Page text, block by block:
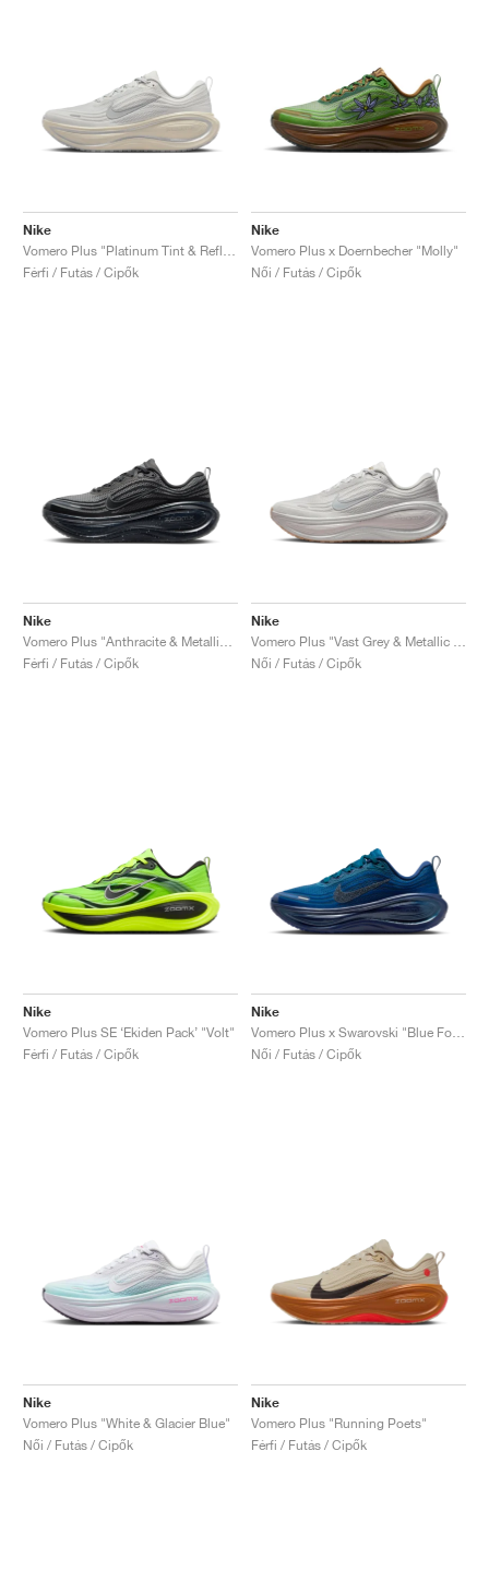
Nike
Férfi / Futás / Cipők
Nike
Vomero Plus x Doernbecher "Molly"
Női / Futás / Cipők
Nike
Férfi / Futás / Cipők
Nike
Női / Futás / Cipők
Nike
Vomero Plus SE ‘Ekiden Pack’ "Volt"
Férfi / Futás / Cipők
Nike
Női / Futás / Cipők
Nike
Vomero Plus "White & Glacier Blue"
Női / Futás / Cipők
Nike
Vomero Plus "Running Poets"
Férfi / Futás / Cipők